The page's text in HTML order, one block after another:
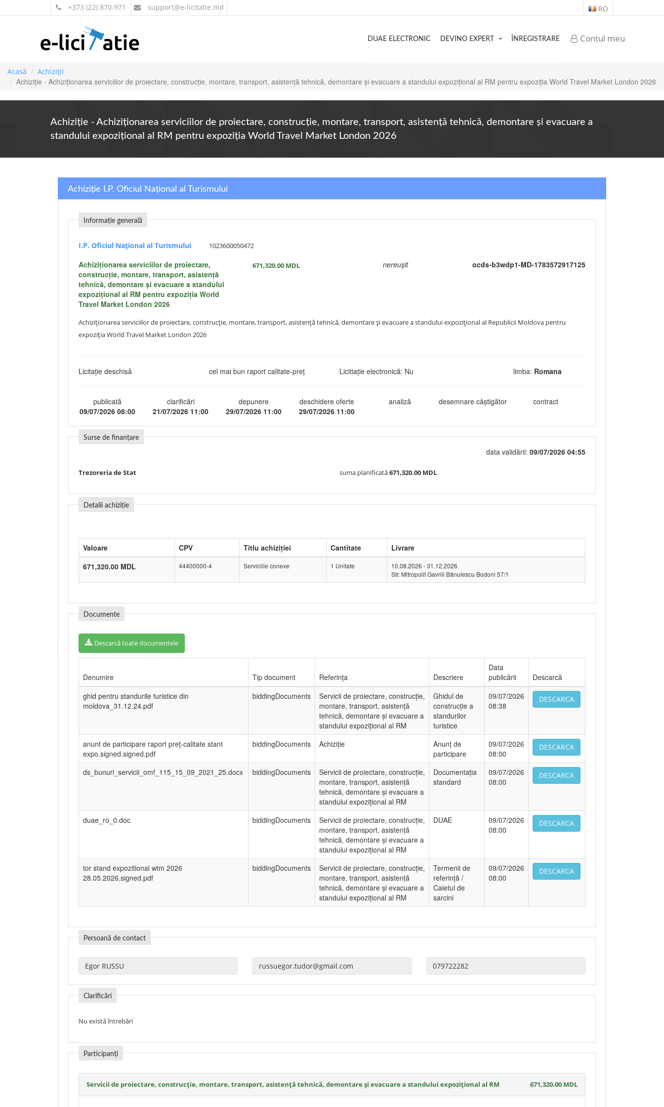
+373 (22) 870-971 support@e-licitatie.md RO
Contul meu
DUAE ELECTRONIC DEVINO EXPERT ÎNREGISTRARE
Acasă Achiziții
Achiziție - Achiziționarea serviciilor de proiectare, construcție, montare, transport, asistență tehnică, demontare și evacuare a standului expozițional al RM pentru expoziția World Travel Market London 2026
Achiziție - Achiziționarea serviciilor de proiectare, construcție, montare, transport, asistență tehnică, demontare și evacuare a
standului expozițional al RM pentru expoziția World Travel Market London 2026
Achiziție I.P. Oficiul Național al Turismului
Informație generală
I.P. Oficiul Național al Turismului 1023600050472
Achiziționarea serviciilor de proiectare,
construcție, montare, transport, asistență
tehnică, demontare și evacuare a standului
expozițional al RM pentru expoziția World
Travel Market London 2026
671,320.00 MDL nereușit ocds-b3wdp1-MD-1783572917125
Achiziționarea serviciilor de proiectare, construcție, montare, transport, asistență tehnică, demontare și evacuare a standului expozițional al Republicii Moldova pentru
expoziția World Travel Market London 2026
Licitație deschisă cel mai bun raport calitate-preţ Licitiație electronică: Nu limba: Romana
publicată
09/07/2026 08:00
clarificări
21/07/2026 11:00
depunere
29/07/2026 11:00
deschidere oferte
29/07/2026 11:00
analiză desemnare câștigător contract
Surse de finanțare
data validării: 09/07/2026 04:55
Trezoreria de Stat suma planificată671,320.00 MDL
Detalii achiziție
Valoare CPV Titlu achiziției Cantitate
Livrare
671,320.00 MDL
44400000-4 Serviciile conexe 1 Unitate
10.08.2026 - 31.12.2026
Str. Mitropolit Gavriil Bănulescu Bodoni 57/1
Documente
Descarcă toate documentele
Denumire Tip document Referința Descriere
Data
publicării
Descarcă
ghid pentru standurile turistice din
moldova_31.12.24.pdf
biddingDocuments
Servicii de proiectare, construcție,
montare, transport, asistență
tehnică, demontare și evacuare a
standului expozițional al RM
Ghidul de
construcție a
standurilor
turistice
09/07/2026
08:38
DESCARCA
anunt de participare raport preț-calitate stant
expo.signed.signed.pdf
biddingDocuments Achiziție
Anunț de
participare
09/07/2026
08:00
DESCARCA
ds_bunuri_servicii_omf_115_15_09_2021_25.docx biddingDocuments
Servicii de proiectare, construcție,
montare, transport, asistență
tehnică, demontare și evacuare a
standului expozițional al RM
Documentația
standard
09/07/2026
08:00
DESCARCA
duae_ro_0.doc biddingDocuments
Servicii de proiectare, construcție,
montare, transport, asistență
tehnică, demontare și evacuare a
standului expozițional al RM
DUAE
09/07/2026
08:00
DESCARCA
tor stand expozitional wtm 2026
28.05.2026.signed.pdf
biddingDocuments
Servicii de proiectare, construcție,
montare, transport, asistență
tehnică, demontare și evacuare a
standului expozițional al RM
Termenii de
referință /
Caietul de
sarcini
09/07/2026
08:00
DESCARCA
Persoană de contact
Clarificări
Nu există întrebări
Participanți
Servicii de proiectare, construcție, montare, transport, asistență tehnică, demontare și evacuare a standului expozițional al RM 671,320.00 MDL